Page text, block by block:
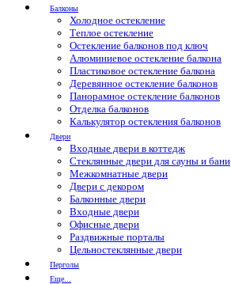
Балконы
Холодное остекление
Теплое остекление
Остекление балконов под ключ
Алюминиевое остекление балкона
Пластиковое остекление балкона
Деревянное остекление балконов
Панорамное остекление балконов
Отделка балконов
Калькулятор остекления балконов
Двери
Входные двери в коттедж
Стеклянные двери для сауны и бани
Межкомнатные двери
Двери с декором
Балконные двери
Входные двери
Офисные двери
Раздвижные порталы
Цельностеклянные двери
Перголы
Еще...